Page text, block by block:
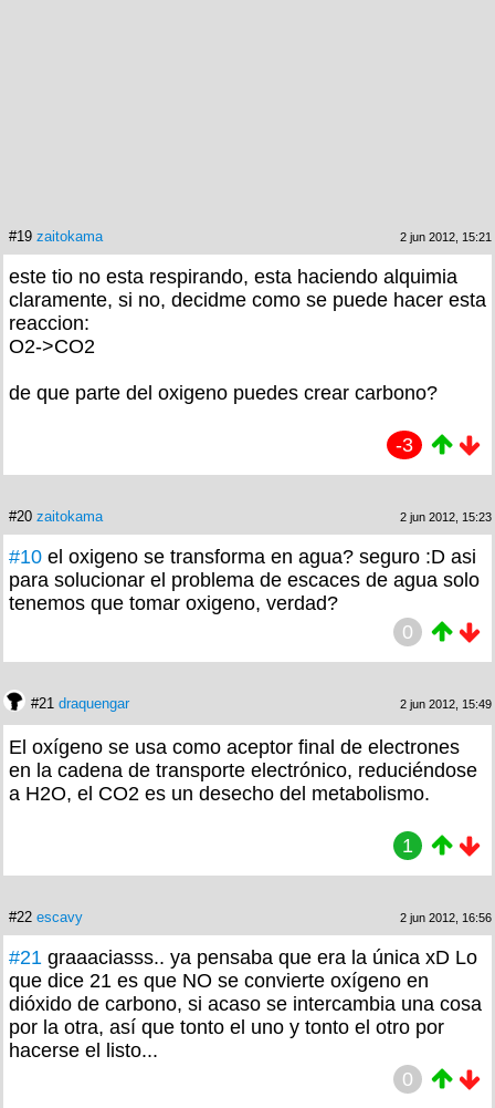
#19 zaitokama 2 jun 2012, 15:21
este tio no esta respirando, esta haciendo alquimia
claramente, si no, decidme como se puede hacer esta
reaccion:
O2->CO2
de que parte del oxigeno puedes crear carbono?
-3
#20 zaitokama 2 jun 2012, 15:23
#10 el oxigeno se transforma en agua? seguro :D asi
para solucionar el problema de escaces de agua solo
tenemos que tomar oxigeno, verdad?
0
#21 draquengar 2 jun 2012, 15:49
El oxígeno se usa como aceptor final de electrones
en la cadena de transporte electrónico, reduciéndose
a H2O, el CO2 es un desecho del metabolismo.
1
#22 escavy 2 jun 2012, 16:56
#21 graaaciasss.. ya pensaba que era la única xD Lo
que dice 21 es que NO se convierte oxígeno en
dióxido de carbono, si acaso se intercambia una cosa
por la otra, así que tonto el uno y tonto el otro por
hacerse el listo...
0